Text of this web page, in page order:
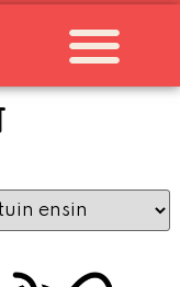
(MA-SU
16.8.
OLEMME
(PE-